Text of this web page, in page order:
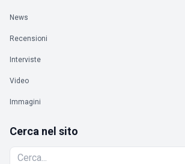
News
Recensioni
Interviste
Video
Immagini
Cerca nel sito